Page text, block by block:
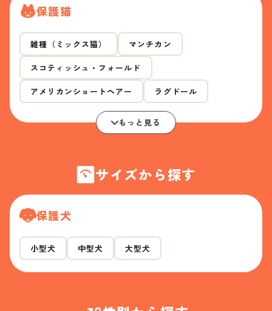
保護猫
雑種（ミックス猫） マンチカン
スコティッシュ・フォールド
アメリカンショートヘアー ラグドール
もっと見る
サイズから探す
保護犬
小型犬 中型犬 大型犬